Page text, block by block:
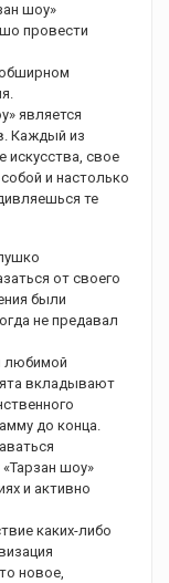
шоу»
провести
является
Каждый из
искусства, свое
и настолько
те
от своего
были
не предавал
любимой
вкладывают
до конца.
шоу»
и активно
каких-либо
новое,